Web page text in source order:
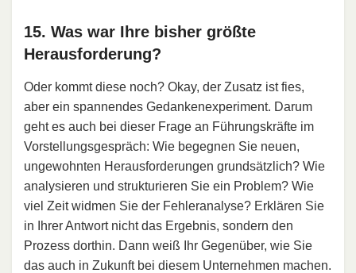
15. Was war Ihre bisher größte
Herausforderung?
Oder kommt diese noch? Okay, der Zusatz ist fies,
aber ein spannendes Gedankenexperiment. Darum
geht es auch bei dieser Frage an Führungskräfte im
Vorstellungsgespräch: Wie begegnen Sie neuen,
ungewohnten Herausforderungen grundsätzlich? Wie
analysieren und strukturieren Sie ein Problem? Wie
viel Zeit widmen Sie der Fehleranalyse? Erklären Sie
in Ihrer Antwort nicht das Ergebnis, sondern den
Prozess dorthin. Dann weiß Ihr Gegenüber, wie Sie
das auch in Zukunft bei diesem Unternehmen machen.